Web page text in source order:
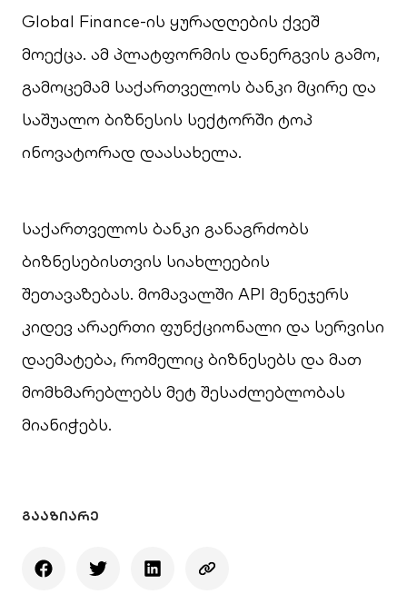
Global Finance-ის ყურადღების ქვეშ
მოექცა. ამ პლატფორმის დანერგვის გამო,
გამოცემამ საქართველოს ბანკი მცირე და
საშუალო ბიზნესის სექტორში ტოპ
ინოვატორად დაასახელა.
საქართველოს ბანკი განაგრძობს
ბიზნესებისთვის სიახლეების
შეთავაზებას. მომავალში API მენეჯერს
კიდევ არაერთი ფუნქციონალი და სერვისი
დაემატება, რომელიც ბიზნესებს და მათ
მომხმარებლებს მეტ შესაძლებლობას
მიანიჭებს.
ᲒᲐᲐᲖᲘᲐᲠᲔ